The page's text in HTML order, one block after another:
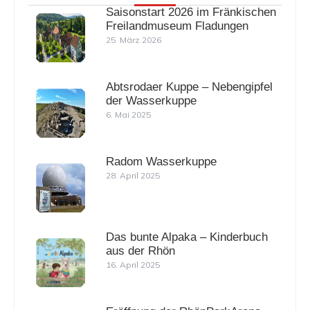
Saisonstart 2026 im Fränkischen
Freilandmuseum Fladungen
25. März 2026
Abtsrodaer Kuppe – Nebengipfel
der Wasserkuppe
6. Mai 2025
Radom Wasserkuppe
28. April 2025
Das bunte Alpaka – Kinderbuch
aus der Rhön
16. April 2025